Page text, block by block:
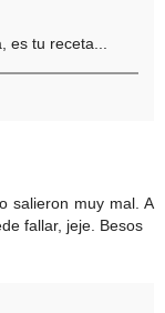
es tu receta...
salieron muy mal. A
fallar, jeje. Besos